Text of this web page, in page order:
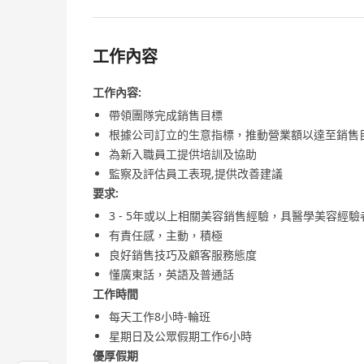
工作內容
工作內容:
帶領團隊完成銷售目標
根據公司訂立的生意指標，推動營業額以達至銷售
為新入職員工提供培訓及協助
監察及評估員工表現,提供改善建議
要求:
3 - 5年或以上相關美容銷售經驗，具醫學美容經驗
有責任感，主動，積極
良好銷售技巧及顧客服務態度
懂廣東話，英語及普通話
工作時間
每天工作8小時-輪班
星期日及公眾假期工作6小時
優厚假期